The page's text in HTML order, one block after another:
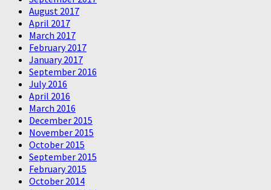
August 2017
April 2017
March 2017
February 2017
January 2017
September 2016
July 2016
April 2016
March 2016
December 2015
November 2015
October 2015
September 2015
February 2015
October 2014